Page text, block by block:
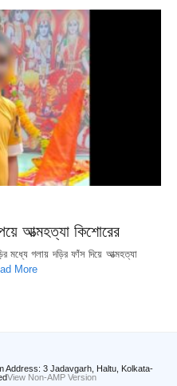
আত্মহত্যা কিশোরের
মধ্যে গলায় দড়ির ফাঁস দিয়ে আত্মহত্যা
More
Address: 3 Jadavgarh, Haltu, Kolkata-
View Non-AMP Version